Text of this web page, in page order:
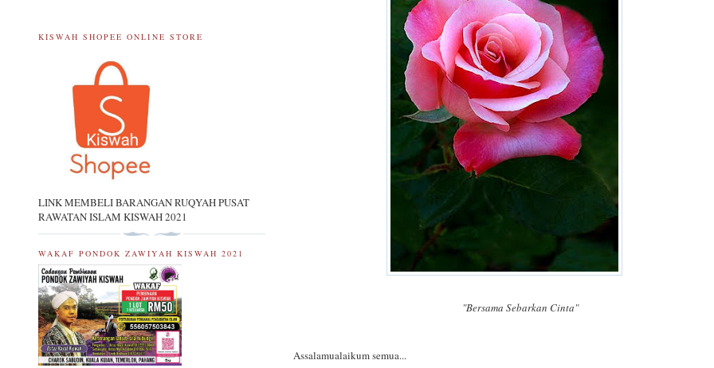
"Bersama Sebarkan Cinta"
Assalamualaikum semua...
KISWAH SHOPEE ONLINE STORE
LINK MEMBELI BARANGAN RUQYAH PUSAT
RAWATAN ISLAM KISWAH 2021
WAKAF PONDOK ZAWIYAH KISWAH 2021